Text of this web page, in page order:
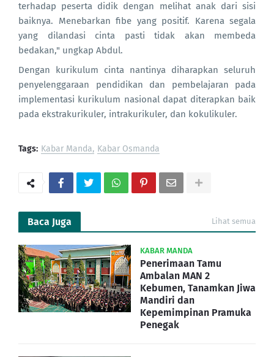
terhadap peserta didik dengan melihat anak dari sisi
baiknya. Menebarkan fibe yang positif. Karena segala
yang dilandasi cinta pasti tidak akan membeda
bedakan," ungkap Abdul.
Dengan kurikulum cinta nantinya diharapkan seluruh
penyelenggaraan pendidikan dan pembelajaran pada
implementasi kurikulum nasional dapat diterapkan baik
pada ekstrakurikuler, intrakurikuler, dan kokulikuler.
Tags: Kabar Manda Kabar Osmanda
Baca Juga Lihat semua
KABAR MANDA
Penerimaan Tamu
Ambalan MAN 2
Kebumen, Tanamkan Jiwa
Mandiri dan
Kepemimpinan Pramuka
Penegak